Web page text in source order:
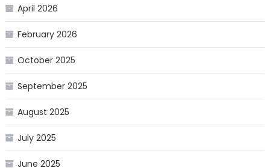
April 2026
February 2026
October 2025
September 2025
August 2025
July 2025
June 2025